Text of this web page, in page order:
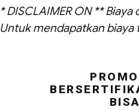
* DISCLAIMER ON **
Untuk mendapatkan